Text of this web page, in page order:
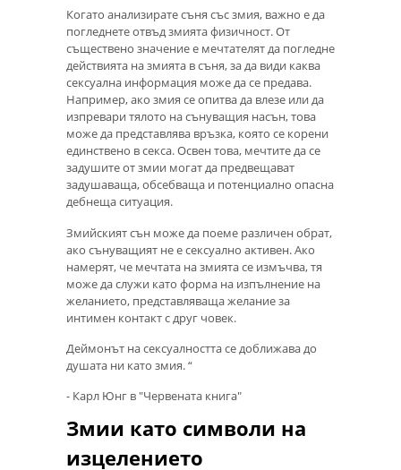
Когато анализирате съня със змия, важно е да
погледнете отвъд змията физичност. От
съществено значение е мечтателят да погледне
действията на змията в съня, за да види каква
сексуална информация може да се предава.
Например, ако змия се опитва да влезе или да
изпревари тялото на сънуващия насън, това
може да представлява връзка, която се корени
единствено в секса. Освен това, мечтите да се
задушите от змии могат да предвещават
задушаваща, обсебваща и потенциално опасна
дебнеща ситуация.
Змийският сън може да поеме различен обрат,
ако сънуващият не е сексуално активен. Ако
намерят, че мечтата на змията се измъчва, тя
може да служи като форма на изпълнение на
желанието, представляваща желание за
интимен контакт с друг човек.
Деймонът на сексуалността се доближава до
душата ни като змия. “
- Карл Юнг в "Червената книга"
Змии като символи на
изцелението